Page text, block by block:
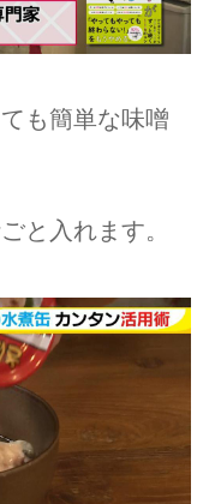
も簡単な味噌
と入れます。